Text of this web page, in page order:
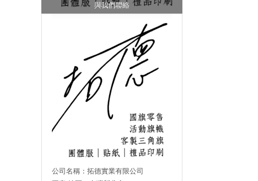
與我們聯絡
公司名稱：拓德實業有限公司